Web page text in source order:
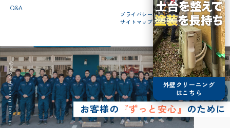
Q&A
プライバシーポリシー
サイトマップ
お客様の 『ずっと安心』のために
© 2026 Housing-box Inc.
外壁クリーニング
はこちら